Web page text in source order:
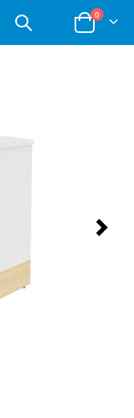
Корзина
0позиции